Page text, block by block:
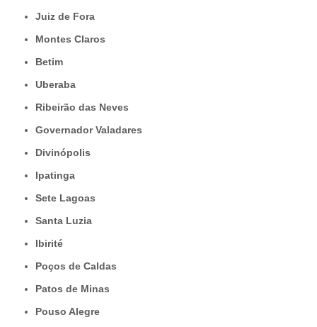
Juiz de Fora
Montes Claros
Betim
Uberaba
Ribeirão das Neves
Governador Valadares
Divinópolis
Ipatinga
Sete Lagoas
Santa Luzia
Ibirité
Poços de Caldas
Patos de Minas
Pouso Alegre